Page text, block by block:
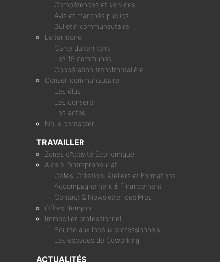
Compétences et services
Avis et marchés publics
Bulletin communautaire
Le territoire
Carte du territoire
Les 15 communes
Coopération transfrontalière
Conseil communautaire
Les élus
Les conseils
Les actes
Nous contacter
TRAVAILLER
Zones d’Activité Économique
Aide à l’entrepreneuriat
Cafés-Création, Ateliers et Formations
Accompagnement & Financement
Contact & Newsletter des Pros
Offres d’emploi
Immobilier professionnel
Bourse aux locaux professionnels
Les espaces de Coworking
ACTUALITÉS